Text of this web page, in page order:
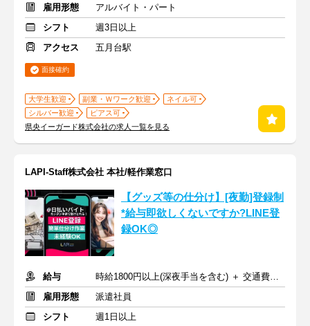
雇用形態
アルバイト・パート
シフト
週3日以上
アクセス
五月台駅
面接確約
大学生歓迎 副業・Ｗワーク歓迎
ネイル可
シルバー歓迎
ピアス可
県央イーガード株式会社の求人一覧を見る
LAPI-Staff株式会社 本社/軽作業窓口
【グッズ等の仕分け】[夜勤]登録制
*給与即欲しくないですか?LINE登
録OK◎
給与
時給1800円以上(深夜手当を含む) ＋ 交通費全額支給
雇用形態
派遣社員
シフト
週1日以上